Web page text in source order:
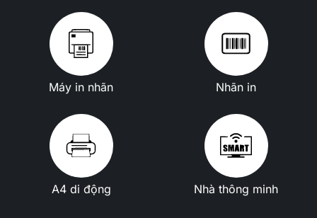
Máy in nhãn Nhãn in
A4 di động Nhà thông minh